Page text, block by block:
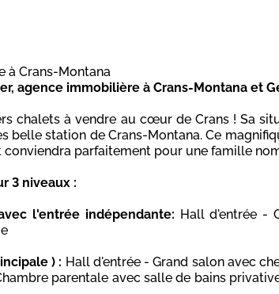
à Crans-Montana
agence immobilière à Crans-Montana et
chalets à vendre au cœur de Crans ! Sa
belle station de Crans-Montana. Ce
conviendra parfaitement pour une famille
3 niveaux :
l'entrée indépendante: Hall d'entrée -
) : Hall d'entrée - Grand salon avec
parentale avec salle de bains